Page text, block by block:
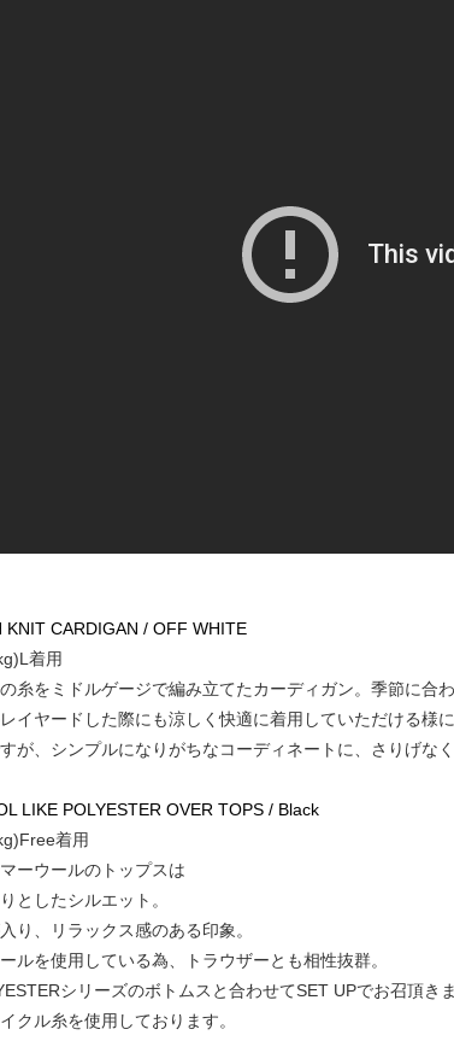
KNIT CARDIGAN / OFF WHITE
着用
糸をミドルゲージで編み立てたカーディガン。季節に
イヤードした際にも涼しく快適に着用していただける
が、シンプルになりがちなコーディネートに、さりげな
LIKE POLYESTER OVER TOPS / Black
着用
ーウールのトップスは
としたシルエット。
り、リラックス感のある印象。
ルを使用している為、トラウザーとも相性抜群。
シリーズのボトムスと合わせてSET UPでお召頂きま
クル糸を使用しております。